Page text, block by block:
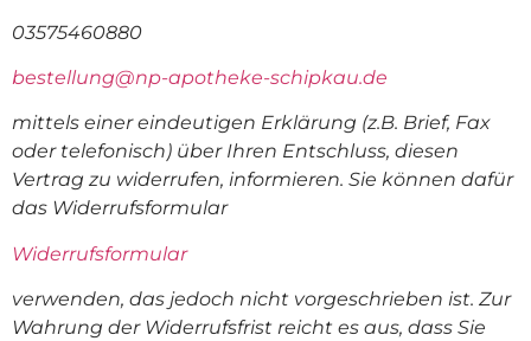
03575460880
bestellung@np-apotheke-schipkau.de
mittels einer eindeutigen Erklärung (z.B. Brief, Fax
oder telefonisch) über Ihren Entschluss, diesen
Vertrag zu widerrufen, informieren. Sie können dafür
das Widerrufsformular
Widerrufsformular
verwenden, das jedoch nicht vorgeschrieben ist. Zur
Wahrung der Widerrufsfrist reicht es aus, dass Sie